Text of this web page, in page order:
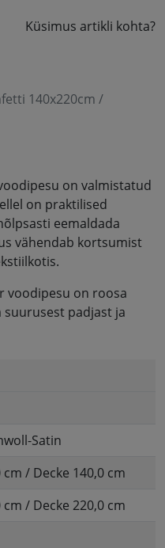
Küsimus artikli kohta?
140x220cm /
on valmistatud
on praktilised
eemaldada
vähendab kortsumist
voodipesu on roosa
padjast ja
Satin
cm / Decke 140,0 cm
cm / Decke 220,0 cm